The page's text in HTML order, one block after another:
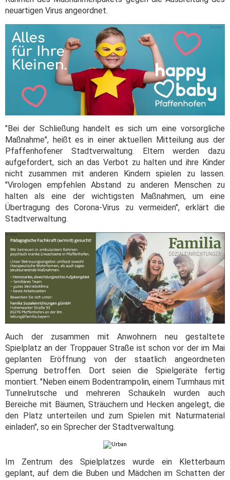
neuartigen Virus angeordnet.
"Bei der Schließung handelt es sich um eine vorsorgliche
Maßnahme", heißt es in einer aktuellen Mitteilung aus der
Pfaffenhofener Stadtverwaltung. Eltern werden dazu
aufgefordert, sich an das Verbot zu halten und ihre Kinder
nicht zusammen mit anderen Kindern spielen zu lassen.
"Virologen empfehlen Abstand zu anderen Menschen zu
halten als eine der wichtigsten Maßnahmen, um eine
Übertragung des Corona-Virus zu vermeiden", erklärt die
Stadtverwaltung.
Auch der zusammen mit Anwohnern neu gestaltete
Spielplatz an der Troppauer Straße ist schon vor der im Mai
geplanten Eröffnung von der staatlich angeordneten
Sperrung betroffen. Dort seien die Spielgeräte fertig
montiert. "Neben einem Bodentrampolin, einem Turmhaus mit
Tunnelrutsche und mehreren Schaukeln wurden auch
Bereiche mit Bäumen, Sträuchern und Hecken angelegt, die
den Platz unterteilen und zum Spielen mit Naturmaterial
einladen", so ein Sprecher der Stadtverwaltung.
Im Zentrum des Spielplatzes wurde ein Kletterbaum
geplant, auf dem die Buben und Mädchen im Schatten der